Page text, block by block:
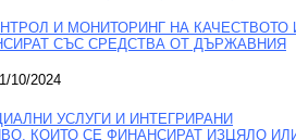
И МОНИТОРИНГ НА КАЧЕСТВОТО
СЪС СРЕДСТВА ОТ ДЪРЖАВНИЯ
10/2024
УСЛУГИ И ИНТЕГРИРАНИ
КОИТО СЕ ФИНАНСИРАТ ИЗЦЯЛО